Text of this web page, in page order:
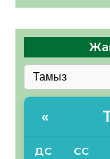
«
ДС СС